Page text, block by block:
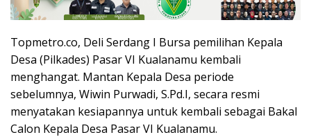
Topmetro.co, Deli Serdang I Bursa pemilihan Kepala
Desa (Pilkades) Pasar VI Kualanamu kembali
menghangat. Mantan Kepala Desa periode
sebelumnya, Wiwin Purwadi, S.Pd.I, secara resmi
menyatakan kesiapannya untuk kembali sebagai Bakal
Calon Kepala Desa Pasar VI Kualanamu.